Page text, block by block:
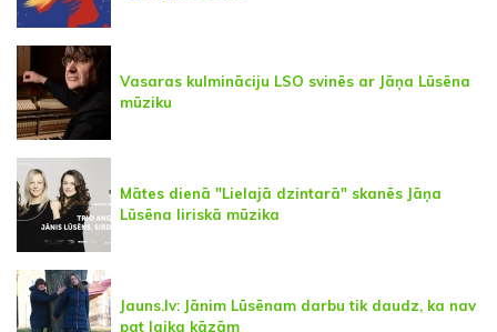
Vasaras kulmināciju LSO svinēs ar Jāņa Lūsēna
mūziku
Mātes dienā "Lielajā dzintarā" skanēs Jāņa
Lūsēna liriskā mūzika
Jauns.lv: Jānim Lūsēnam darbu tik daudz, ka nav
pat laika kāzām